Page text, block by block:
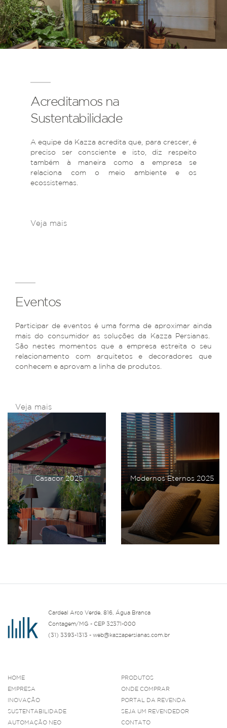
Acreditamos na
Sustentabilidade
A equipe da Kazza acredita que, para crescer, é
preciso ser consciente e isto, diz respeito
também à maneira como a empresa se
relaciona com o meio ambiente e os
ecossistemas.
Veja mais
Eventos
Participar de eventos é uma forma de aproximar ainda
mais do consumidor as soluções da Kazza Persianas.
São nestes momentos que a empresa estreita o seu
relacionamento com arquitetos e decoradores que
conhecem e aprovam a linha de produtos.
Veja mais
Casacor 2025 Modernos Eternos 2025
Cardeal Arco Verde, 816, Água Branca
Contagem/MG - CEP 32371-000
(31) 3393-1313 - web@kazzapersianas.com.br
HOME
EMPRESA
INOVAÇÃO
SUSTENTABILIDADE
AUTOMAÇÃO NEO
PRODUTOS
ONDE COMPRAR
PORTAL DA REVENDA
SEJA UM REVENDEDOR
CONTATO